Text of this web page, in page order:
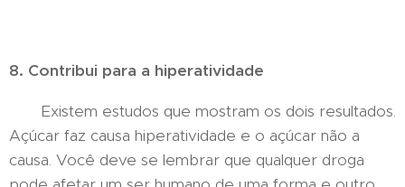
8. Contribui para a hiperatividade
Existem estudos que mostram os dois resultados.
Açúcar faz causa hiperatividade e o açúcar não a
causa. Você deve se lembrar que qualquer droga